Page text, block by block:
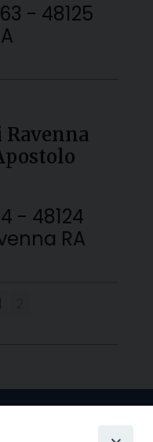
- 48125
Ravenna
- 48124
RA